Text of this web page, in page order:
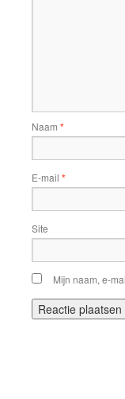
Naam *
E-mail *
Site
Mijn naam, e-